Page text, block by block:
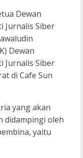
Dewan
Jurnalis Siber
Dewan
Jurnalis Siber
di Cafe Sun
yang akan
didampingi oleh
yaitu